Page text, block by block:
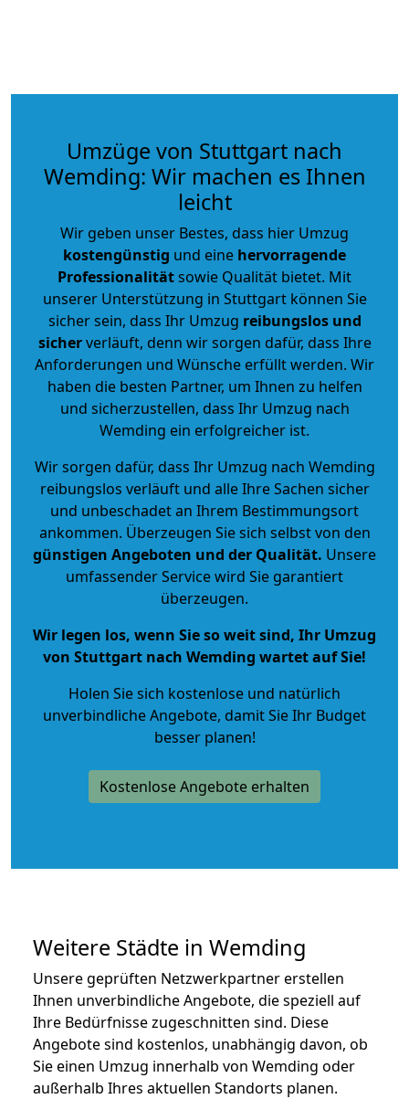
Umzüge von Stuttgart nach
Wemding: Wir machen es Ihnen
leicht
Wir geben unser Bestes, dass hier Umzug
kostengünstig und eine hervorragende
Professionalitätsowie Qualität bietet. Mit
unserer Unterstützung in Stuttgart können Sie
sicher sein, dass Ihr Umzug reibungslos und
sicherverläuft, denn wir sorgen dafür, dass Ihre
Anforderungen und Wünsche erfüllt werden. Wir
haben die besten Partner, um Ihnen zu helfen
und sicherzustellen, dass Ihr Umzug nach
Wemding ein erfolgreicher ist.
Wir sorgen dafür, dass Ihr Umzug nach Wemding
reibungslos verläuft und alle Ihre Sachen sicher
und unbeschadet an Ihrem Bestimmungsort
ankommen. Überzeugen Sie sich selbst von den
günstigen Angeboten und der Qualität. Unsere
umfassender Service wird Sie garantiert
überzeugen.
Wir legen los, wenn Sie so weit sind, Ihr Umzug
von Stuttgart nach Wemding wartet auf Sie!
Holen Sie sich kostenlose und natürlich
unverbindliche Angebote, damit Sie Ihr Budget
besser planen!
Kostenlose Angebote erhalten
Weitere Städte in Wemding
Unsere geprüften Netzwerkpartner erstellen
Ihnen unverbindliche Angebote, die speziell auf
Ihre Bedürfnisse zugeschnitten sind. Diese
Angebote sind kostenlos, unabhängig davon, ob
Sie einen Umzug innerhalb von Wemding oder
außerhalb Ihres aktuellen Standorts planen.